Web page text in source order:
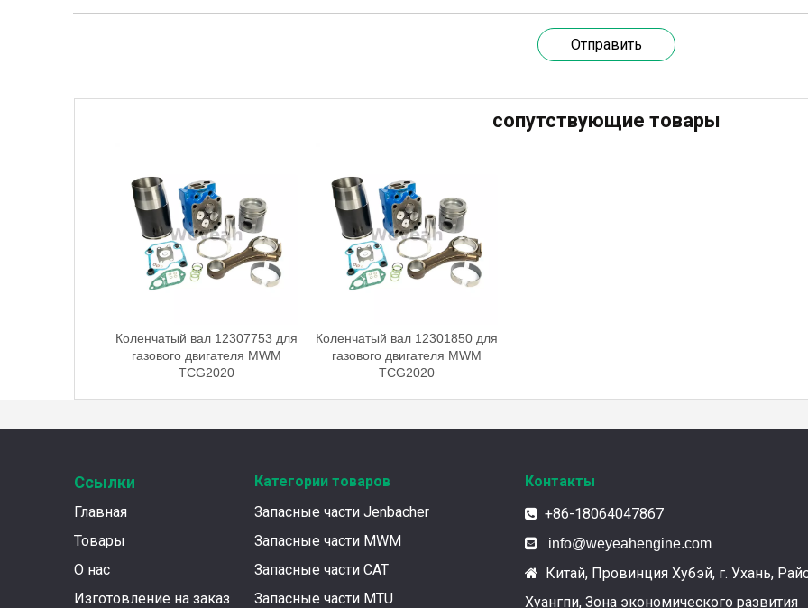
Отправить
сопутствующие товары
Коленчатый вал 12307753 для
газового двигателя MWM
TCG2020
Коленчатый вал 12301850 для
газового двигателя MWM
TCG2020
Ссылки
Главная
Товары
О нас
Изготовление на заказ
Категории товаров
Запасные части Jenbacher
Запасные части MWM
Запасные части CAT
Запасные части MTU
Контакты
 +86-18064047867
 info@weyeahengine.com
 Китай, Провинция Хубэй, г. Ухань,
Хуангпи, Зона экономического развития